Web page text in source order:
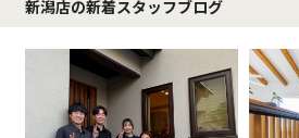
新潟店の新着スタッフブログ